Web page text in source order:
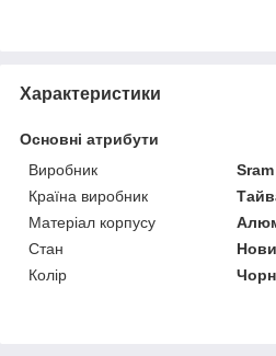
Характеристики
Основні атрибути
Виробник
Sram
Країна виробник
Матеріал корпусу
Стан
Колір